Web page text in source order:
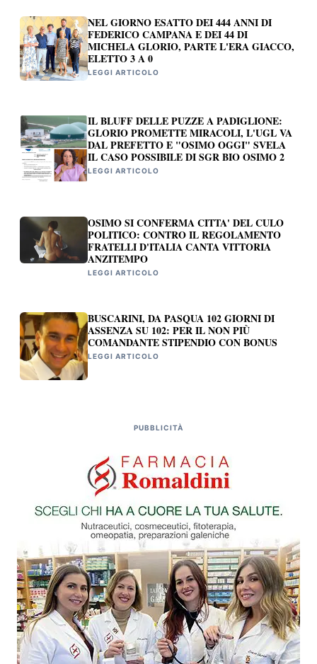
NEL GIORNO ESATTO DEI 444 ANNI DI
FEDERICO CAMPANA E DEI 44 DI
MICHELA GLORIO, PARTE L'ERA GIACCO,
ELETTO 3 A 0
LEGGI ARTICOLO
IL BLUFF DELLE PUZZE A PADIGLIONE:
GLORIO PROMETTE MIRACOLI, L'UGL VA
DAL PREFETTO E "OSIMO OGGI" SVELA
IL CASO POSSIBILE DI SGR BIO OSIMO 2
LEGGI ARTICOLO
OSIMO SI CONFERMA CITTA' DEL CULO
POLITICO: CONTRO IL REGOLAMENTO
FRATELLI D'ITALIA CANTA VITTORIA
ANZITEMPO
LEGGI ARTICOLO
BUSCARINI, DA PASQUA 102 GIORNI DI
ASSENZA SU 102: PER IL NON PIÙ
COMANDANTE STIPENDIO CON BONUS
LEGGI ARTICOLO
PUBBLICITÀ